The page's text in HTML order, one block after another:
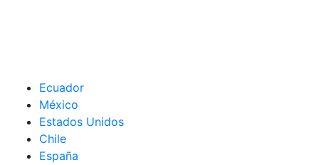
Ecuador
México
Estados Unidos
Chile
España